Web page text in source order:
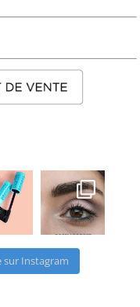
sur Instagram